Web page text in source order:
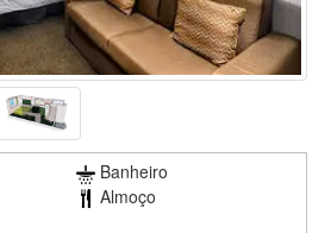
Banheiro
Almoço